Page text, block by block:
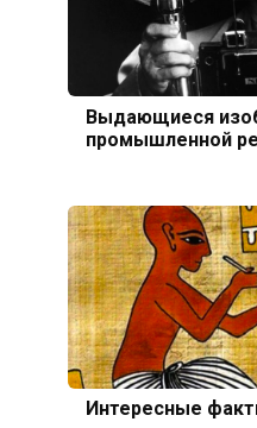
Выдающиеся
промышленной
Интересные